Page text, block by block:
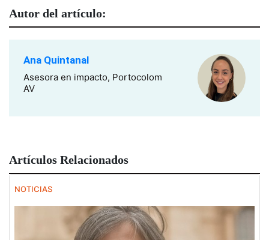
Autor del artículo:
Ana Quintanal
Asesora en impacto, Portocolom
AV
Artículos Relacionados
NOTICIAS